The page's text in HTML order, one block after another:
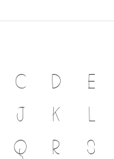
C D E
J K L
Q R S